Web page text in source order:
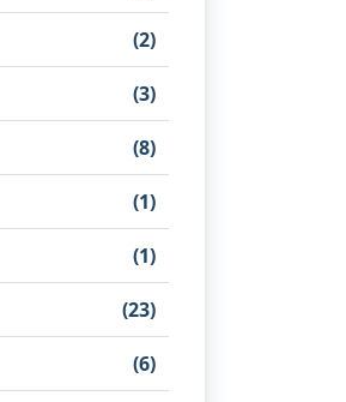
(2)
(3)
(8)
(1)
(1)
(23)
(6)